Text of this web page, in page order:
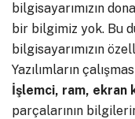
bilgisayarımızın
bir bilgimiz yok. Bu
bilgisayarımızın
Yazılımların
İşlemci, ram, ekran
parçalarının